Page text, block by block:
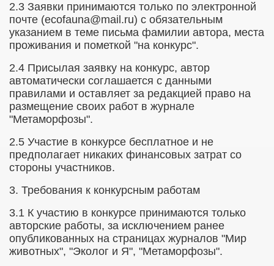
2.3 Заявки принимаются только по электронной
почте (ecofauna@mail .ru) с обязательным
указанием в теме письма фамилии автора, места
проживания и пометкой "на конкурс".
2.4 Присылая заявку на конкурс, автор
автоматически соглашается с данными
правилами и оставляет за редакцией право на
размещение своих работ в журнале
"Метаморфозы".
2.5 Участие в конкурсе бесплатное и не
предполагает никаких финансовых затрат со
стороны участников.
3. Требования к конкурсным работам
3.1 К участию в конкурсе принимаются только
авторские работы, за исключением ранее
опубликованных на страницах журналов "Мир
животных", "Эколог и Я", "Метаморфозы".